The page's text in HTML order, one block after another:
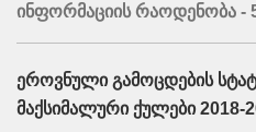
ინფორმაციის რაოდენობა -
ეროვნული გამოცდების
მაქსიმალური ქულები 2018-